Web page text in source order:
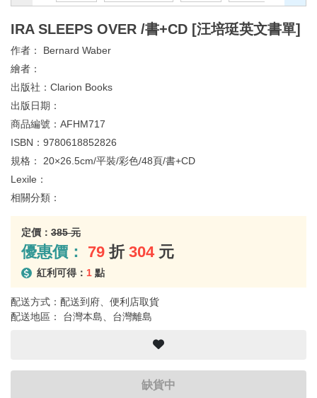
IRA SLEEPS OVER /書+CD [汪培珽英文書單]
作者： Bernard Waber
繪者：
出版社： Clarion Books
出版日期：
商品編號： AFHM717
ISBN： 9780618852826
規格： 20×26.5cm/平裝/彩色/48頁/書+CD
Lexile：
相關分類：
定價： 385 元
優惠價： 79 折 304 元
紅利可得： 1 點
配送方式：配送到府、便利店取貨
配送地區： 台灣本島、台灣離島
缺貨中